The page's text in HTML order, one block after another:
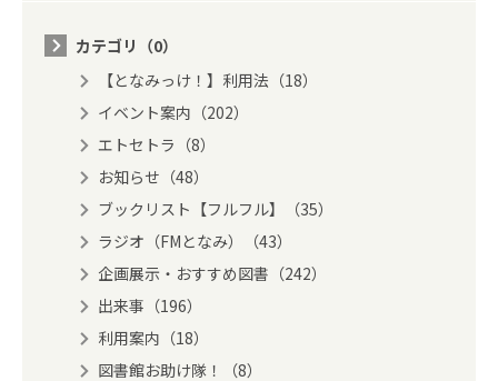
カテゴリ（0）
【となみっけ！】利用法（18）
イベント案内（202）
エトセトラ（8）
お知らせ（48）
ブックリスト【フルフル】（35）
ラジオ（FMとなみ）（43）
企画展示・おすすめ図書（242）
出来事（196）
利用案内（18）
図書館お助け隊！（8）